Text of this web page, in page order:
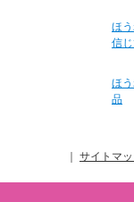
ほ
信
ほ
品
サイトマ